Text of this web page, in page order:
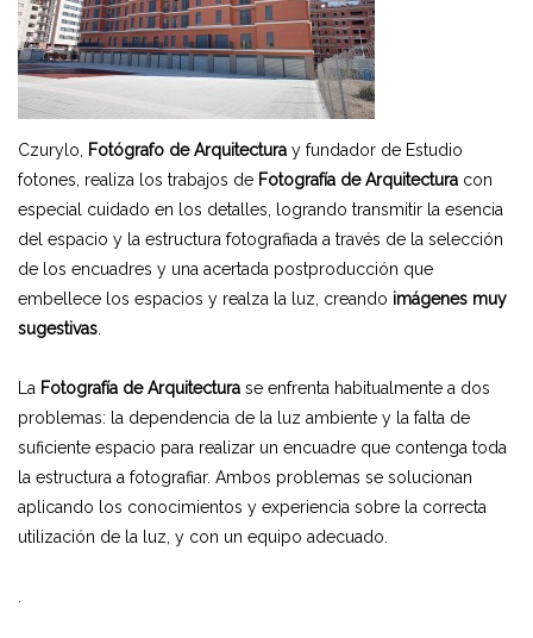
Czurylo, Fotógrafo de Arquitectura y fundador de Estudio
fotones, realiza los trabajos de Fotografía de Arquitectura con
especial cuidado en los detalles, logrando transmitir la esencia
del espacio y la estructura fotografiada a través de la selección
de los encuadres y una acertada postproducción que
embellece los espacios y realza la luz, creando imágenes muy
sugestivas
La Fotografía de Arquitectura se enfrenta habitualmente a dos
problemas: la dependencia de la luz ambiente y la falta de
suficiente espacio para realizar un encuadre que contenga toda
la estructura a fotografiar. Ambos problemas se solucionan
aplicando los conocimientos y experiencia sobre la correcta
utilización de la luz, y con un equipo adecuado.